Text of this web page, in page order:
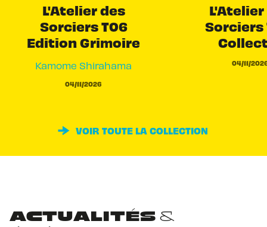
L'Atelier des
Sorciers T06
Edition Grimoire
Kamome Shirahama
04/11/2026
L'Atelier
Sorciers
04/11/
VOIR TOUTE LA COLLECTION
ACTUALITÉS &